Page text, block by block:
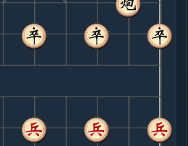
黑+483
马二进三
黑+503
黑+587
黑+533
黑+610
黑+423